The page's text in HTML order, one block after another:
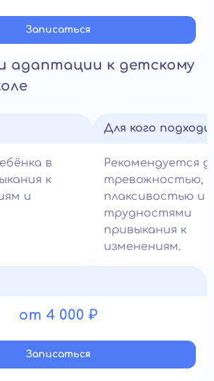
Записатьcя
адаптации к детскому
в
к
и
Для кого
Рекомендуется
тревожностью,
плаксивостью и
трудностями
привыкания к
изменениям.
от 4 000 ₽
Записатьcя